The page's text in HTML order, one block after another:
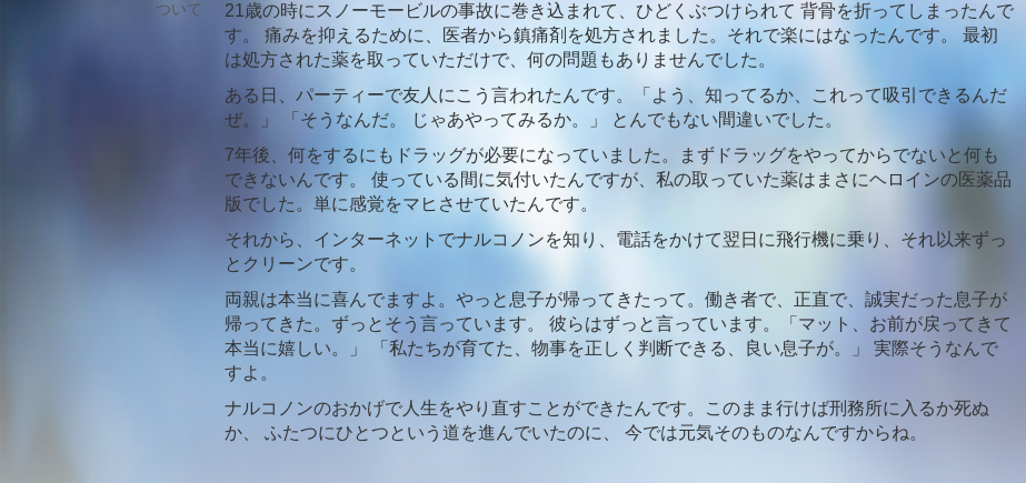
21歳の時にスノーモービルの事故に巻き込まれて、ひどくぶつけられて 背骨を折ってしまったんで
す。 痛みを抑えるために、医者から鎮痛剤を処方されました。それで楽にはなったんです。 最初
は処方された薬を取っていただけで、何の問題もありませんでした。
ある日、パーティーで友人にこう言われたんです。「よう、知ってるか、これって吸引できるんだ
ぜ。」 「そうなんだ。 じゃあやってみるか。」 とんでもない間違いでした。
7年後、何をするにもドラッグが必要になっていました。まずドラッグをやってからでないと何も
できないんです。 使っている間に気付いたんですが、私の取っていた薬はまさにヘロインの医薬品
版でした。単に感覚をマヒさせていたんです。
それから、インターネットでナルコノンを知り、電話をかけて翌日に飛行機に乗り、それ以来ずっ
とクリーンです。
両親は本当に喜んでますよ。やっと息子が帰ってきたって。働き者で、正直で、誠実だった息子が
帰ってきた。ずっとそう言っています。 彼らはずっと言っています。「マット、お前が戻ってきて
本当に嬉しい。」 「私たちが育てた、物事を正しく判断できる、良い息子が。」 実際そうなんで
すよ。
ナルコノンのおかげで人生をやり直すことができたんです。このまま行けば刑務所に入るか死ぬ
か、 ふたつにひとつという道を進んでいたのに、 今では元気そのものなんですからね。